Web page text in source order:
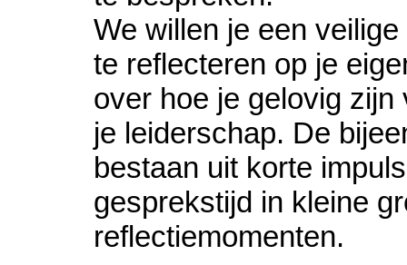
We willen je een
te reflecteren op je
over hoe je gelovig zijn
je leiderschap. De
bestaan uit korte
gesprekstijd in kleine
reflectiemomenten.